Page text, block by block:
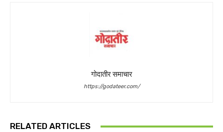
गोदातीर समाचार
https://godateer.com/
RELATED ARTICLES